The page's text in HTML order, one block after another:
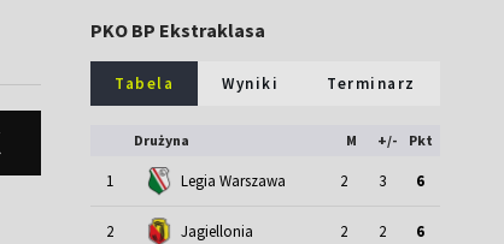
PKO BP Ekstraklasa
Tabela Wyniki Terminarz
Drużyna M +/- Pkt
1 Legia Warszawa 2 3 6
2 Jagiellonia 2 2 6